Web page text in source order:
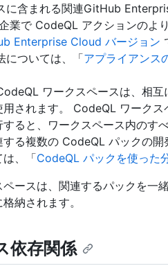
に含まれる関連GitHub
業で CodeQL アクションのよ
Enterprise Cloud バージョン
については、「アプライアンス
ワークスペースは、相
用されます。 CodeQL ワーク
すると、ワークスペース内のす
する複数の CodeQL パックの
は、「CodeQL パックを使った
ペースは、関連するパックを一
納されます。
依存関係